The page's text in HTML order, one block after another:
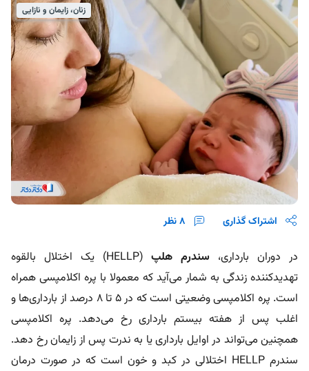
زنان، زایمان و نازایی
اشتراک گذاری 8نظر
در دوران بارداری، سندرم هلپ
(HELLP) یک اختلال بالقوه
تهدیدکننده زندگی به شمار می‌آید که معمولا با پره اکلامپسی همراه
است. پره اکلامپسی وضعیتی است که در ۵ تا ۸ درصد از بارداری‌ها و
اغلب پس از هفته بیستم بارداری رخ می‌دهد. پره اکلامپسی
همچنین می‌تواند در اوایل بارداری یا به ندرت پس از زایمان رخ دهد.
سندرم HELLP اختلالی در کبد و خون است که در صورت درمان